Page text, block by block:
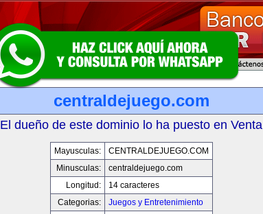
centraldejuego.com
El dueño de este dominio lo ha puesto en Venta
Mayusculas:
CENTRALDEJUEGO.COM
Minusculas:
centraldejuego.com
Longitud:
14 caracteres
Categorias:
Juegos y Entretenimiento